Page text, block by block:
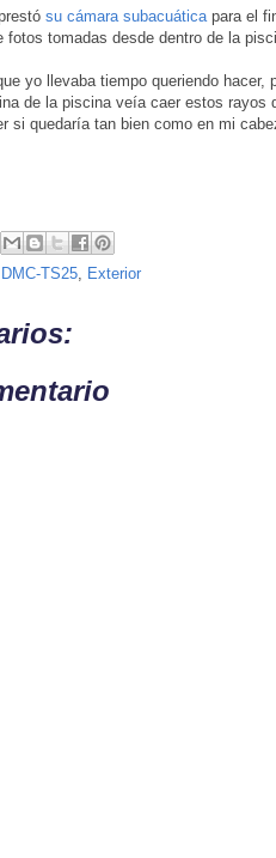
su cámara subacuáticapara el
fotos tomadas desde dentro de la
yo llevaba tiempo queriendo hacer,
de la piscina veía caer estos
si quedaría tan bien como en mi
TS25, Exterior